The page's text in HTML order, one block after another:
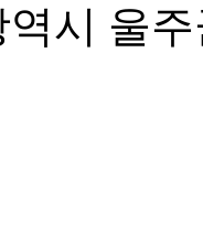
시 울